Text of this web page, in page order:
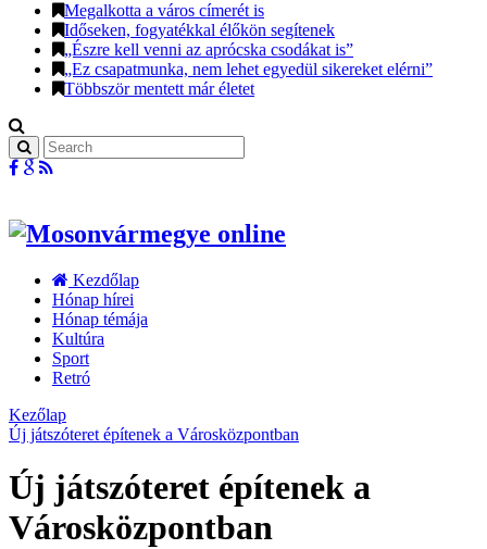
Megalkotta a város címerét is
Időseken, fogyatékkal élőkön segítenek
„Észre kell venni az aprócska csodákat is”
„Ez csapatmunka, nem lehet egyedül sikereket elérni”
Többször mentett már életet
Kezdőlap
Hónap hírei
Hónap témája
Kultúra
Sport
Retró
Kezőlap
Új játszóteret építenek a Városközpontban
Új játszóteret építenek a
Városközpontban